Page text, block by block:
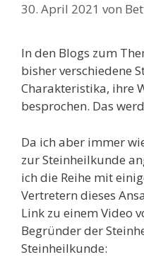
30. April 2021 von
In den Blogs zum
bisher verschiedene
Charakteristika, ihre
besprochen. Das
Da ich aber immer
zur Steinheilkunde
ich die Reihe mit
Vertretern dieses
Link zu einem Video
Begründer der
Steinheilkunde: